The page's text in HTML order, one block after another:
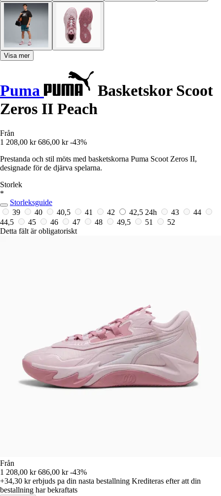
Visa mer
Puma
Basketskor Scoot
Zeros II Peach
Från
1 208,00 kr 686,00 kr -43%
Prestanda och stil möts med basketskorna Puma Scoot Zeros II,
designade för de djärva spelarna.
Storlek
*
Storleksguide
39
40 40,5 41 42 42,5 24h 43
44
44,5
45 46 47 48 49,5 51
52
Detta fält är obligatoriskt
Från
1 208,00 kr 686,00 kr -43%
+34,30 krerbjuds pa din nasta bestallning Krediteras efter att din
bestallning har bekraftats